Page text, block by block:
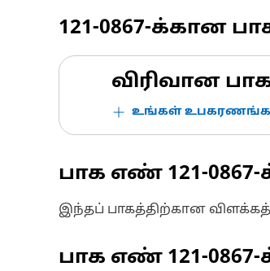
121-0867-க்கான
விரிவான
உங்கள்
பாக எண் 121-0867-
இந்தப் பாகத்திற்கான
பாக எண் 121-0867-